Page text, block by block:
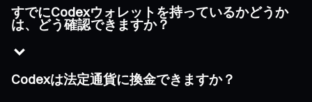
すでにCodexウォレットを持っているかどうか
は、どう確認できますか？
Codexは法定通貨に換金できますか？